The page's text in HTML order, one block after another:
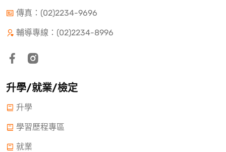
傳真：(02)2234-9696
輔導專線：(02)2234-8996
升學/就業/檢定
升學
學習歷程專區
就業